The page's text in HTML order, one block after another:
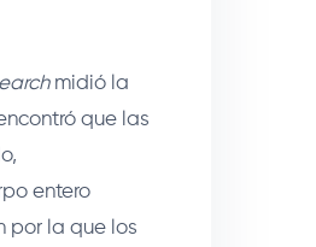
midió la
que las
entero
por la que los